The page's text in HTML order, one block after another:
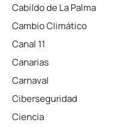
Cabildo de La Palma
Cambio Climático
Canal 11
Canarias
Carnaval
Ciberseguridad
Ciencia